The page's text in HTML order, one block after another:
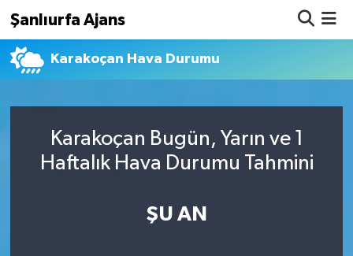
Şanlıurfa Ajans
Karakoçan Hava Durumu
Karakoçan Bugün, Yarın ve 1
Haftalık Hava Durumu Tahmini
ŞU AN
Nöbetçi Eczaneler
Namaz Vakitleri
Süper Lig Puan Durumu ve Fikstür